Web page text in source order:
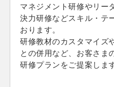
マネジメント研修やリー
決力研修などスキル・テ
おります。
研修教材のカスタマイズ
との併用など、お客さま
研修プランをご提案します